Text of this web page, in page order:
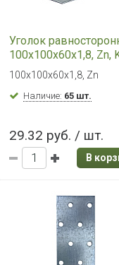
Уголок
100х100х60х1,8, Zn,
100х60
100х100х60х1,8, Zn
Наличие: 65 шт.
29.32 руб. / шт.
В